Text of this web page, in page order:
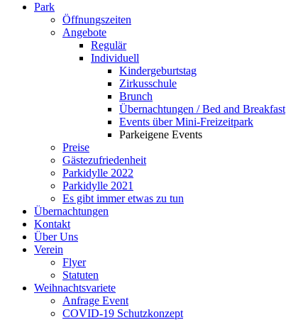
Park
Öffnungszeiten
Angebote
Regulär
Individuell
Kindergeburtstag
Zirkusschule
Brunch
Übernachtungen / Bed and Breakfast
Events über Mini-Freizeitpark
Parkeigene Events
Preise
Gästezufriedenheit
Parkidylle 2022
Parkidylle 2021
Es gibt immer etwas zu tun
Übernachtungen
Kontakt
Über Uns
Verein
Flyer
Statuten
Weihnachtsvariete
Anfrage Event
COVID-19 Schutzkonzept